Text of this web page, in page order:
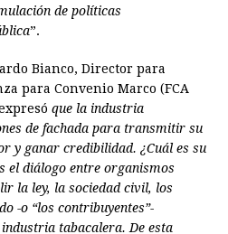
de políticas
”.
Bianco, Director para
para Convenio Marco (FCA
que la industria
de fachada para transmitir su
y ganar credibilidad. ¿Cuál es su
el diálogo entre organismos
la ley, la sociedad civil, los
-o “los contribuyentes”-
tabacalera. De esta